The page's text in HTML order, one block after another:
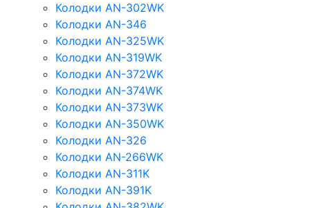
Колодки AN-302WK
Колодки AN-346
Колодки AN-325WK
Колодки AN-319WK
Колодки AN-372WK
Колодки AN-374WK
Колодки AN-373WK
Колодки AN-350WK
Колодки AN-326
Колодки AN-266WK
Колодки AN-311K
Колодки AN-391K